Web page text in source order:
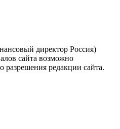
директор Россия)
сайта возможно
разрешения редакции сайта.